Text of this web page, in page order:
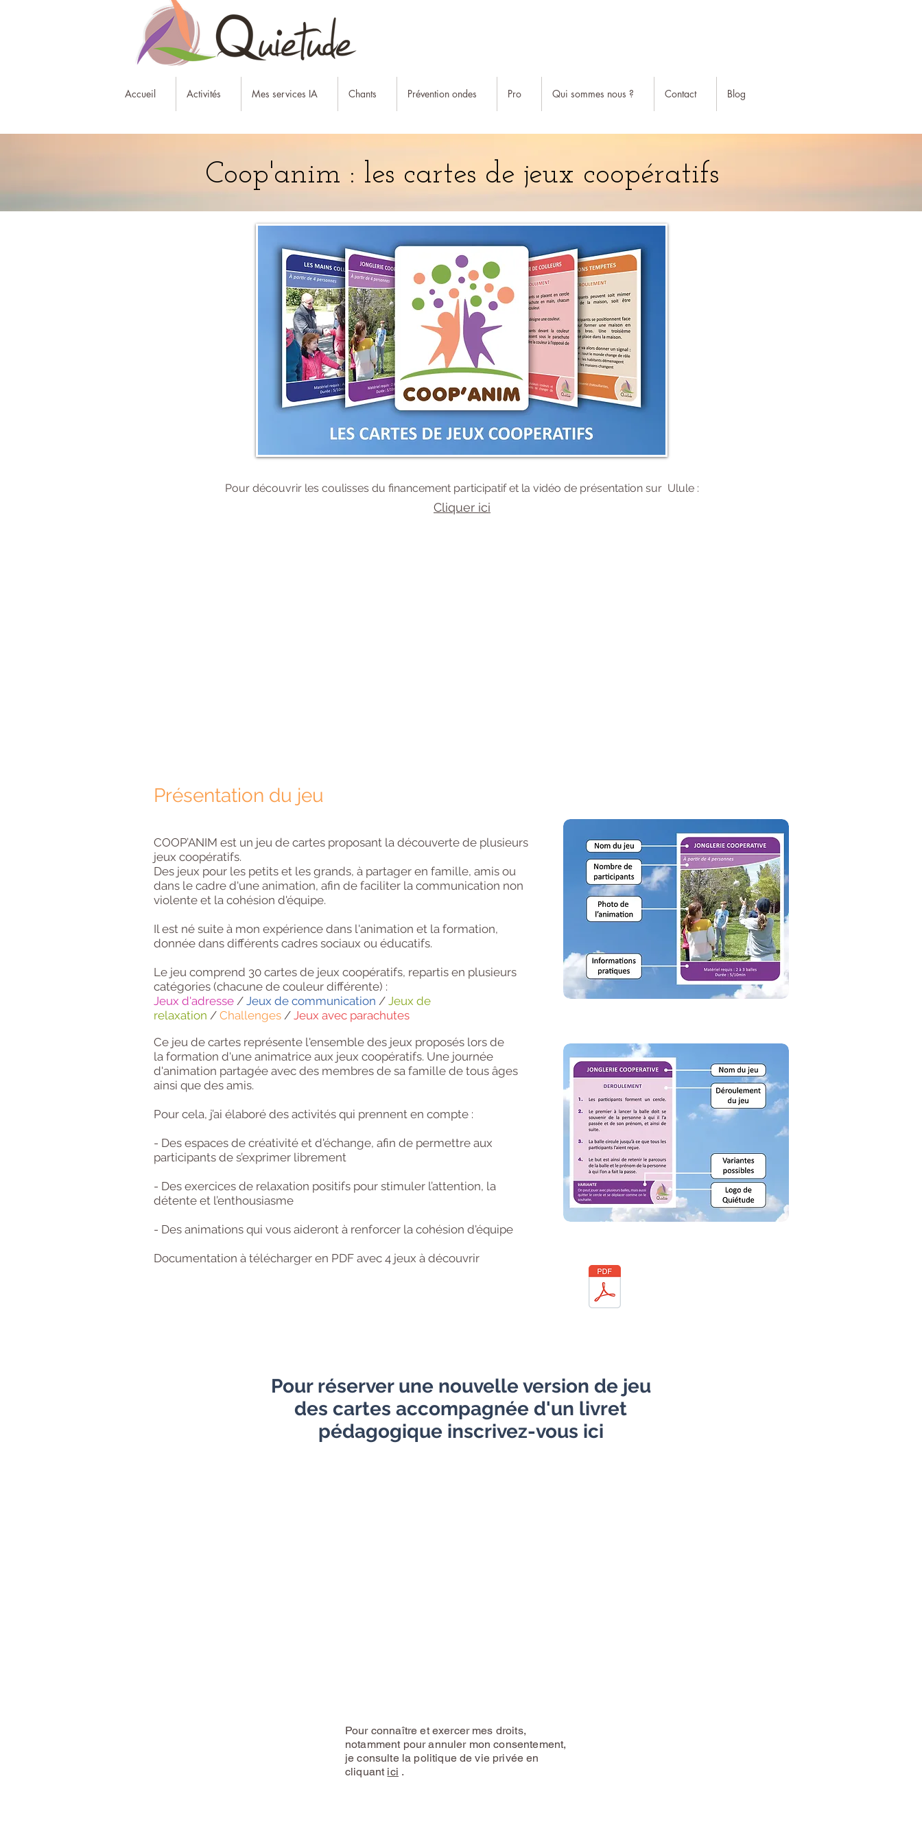
Accueil Activités Mes services IA Chants Prévention ondes Pro Qui sommes nous ? Contact Blog
Coop'anim : les cartes de jeux coopératifs
Pour découvrir les coulisses du financement participatif et la vidéo de présentation sur Ulule :
Cliquer ici
Présentation du jeu
COOP’ANIM est un jeu de cartes proposant la découverte de plusieurs
jeux coopératifs.
Des jeux pour les petits et les grands, à partager en famille, amis ou
dans le cadre d'une animation, afin de faciliter la communication non
violente et la cohésion d'équipe.
Il est né suite à mon expérience dans l'animation et la formation,
donnée dans différents cadres sociaux ou éducatifs.
Le jeu comprend 30 cartes de jeux coopératifs, repartis en plusieurs
catégories (chacune de couleur différente) :
Jeux d'adresse / Jeux de communication / Jeux de
relaxation / Challenges / Jeux avec parachutes
Ce jeu de cartes représente l'ensemble des jeux proposés lors de
la formation d'une animatrice aux jeux coopératifs. Une journée
d'animation partagée avec des membres de sa famille de tous âges
ainsi que des amis.
Pour cela, j’ai élaboré des activités qui prennent en compte :
- Des espaces de créativité et d'échange, afin de permettre aux
participants de s’exprimer librement
- Des exercices de relaxation positifs pour stimuler l’attention, la
détente et l’enthousiasme
- Des animations qui vous aideront à renforcer la cohésion d'équipe
Documentation à télécharger en PDF avec 4 jeux à découvrir
Pour réserver une nouvelle version de jeu
des cartes accompagnée d'un livret
pédagogique inscrivez-vous ici
Pour connaître et exercer mes droits,
notamment pour annuler mon consentement,
je consulte la politique de vie privée en
cliquant ici .